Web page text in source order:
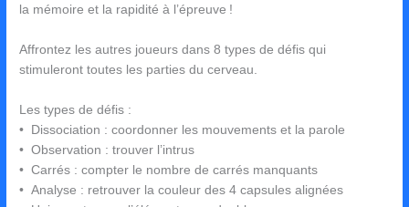
la mémoire et la rapidité à l’épreuve !
Affrontez les autres joueurs dans 8 types de défis qui
stimuleront toutes les parties du cerveau.
Les types de défis :
• Dissociation : coordonner les mouvements et la parole
• Observation : trouver l’intrus
• Carrés : compter le nombre de carrés manquants
• Analyse : retrouver la couleur des 4 capsules alignées